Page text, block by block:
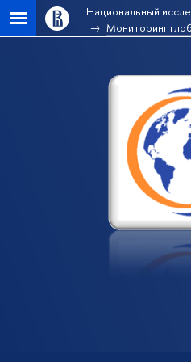
Национальный
Мониторинг